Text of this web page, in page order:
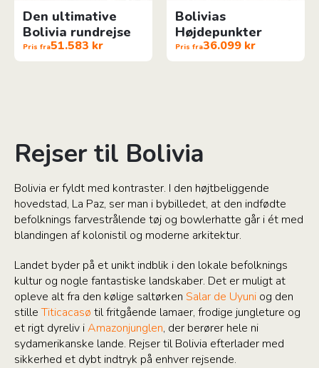
Den ultimative
Bolivia rundrejse
Pris fra51.583 kr
Bolivias
Højdepunkter
Pris fra36.099 kr
Rejser til Bolivia
Bolivia er fyldt med kontraster. I den højtbeliggende
hovedstad, La Paz, ser man i bybilledet, at den indfødte
befolknings farvestrålende tøj og bowlerhatte går i ét med
blandingen af kolonistil og moderne arkitektur.
Landet byder på et unikt indblik i den lokale befolknings
kultur og nogle fantastiske landskaber. Det er muligt at
opleve alt fra den kølige saltørken Salar de Uyuni og den
stilleTiticacasø til fritgående lamaer, frodige jungleture og
et rigt dyreliv iAmazonjunglen, der berører hele ni
sydamerikanske lande. Rejser til Bolivia efterlader med
sikkerhed et dybt indtryk på enhver rejsende.